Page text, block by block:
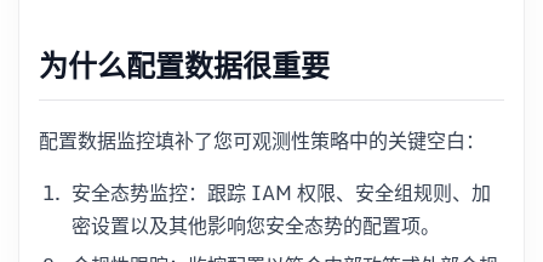
为什么配置数据很重要
配置数据监控填补了您可观测性策略中的关键空白：
安全态势监控：跟踪 IAM 权限、安全组规则、加
密设置以及其他影响您安全态势的配置项。